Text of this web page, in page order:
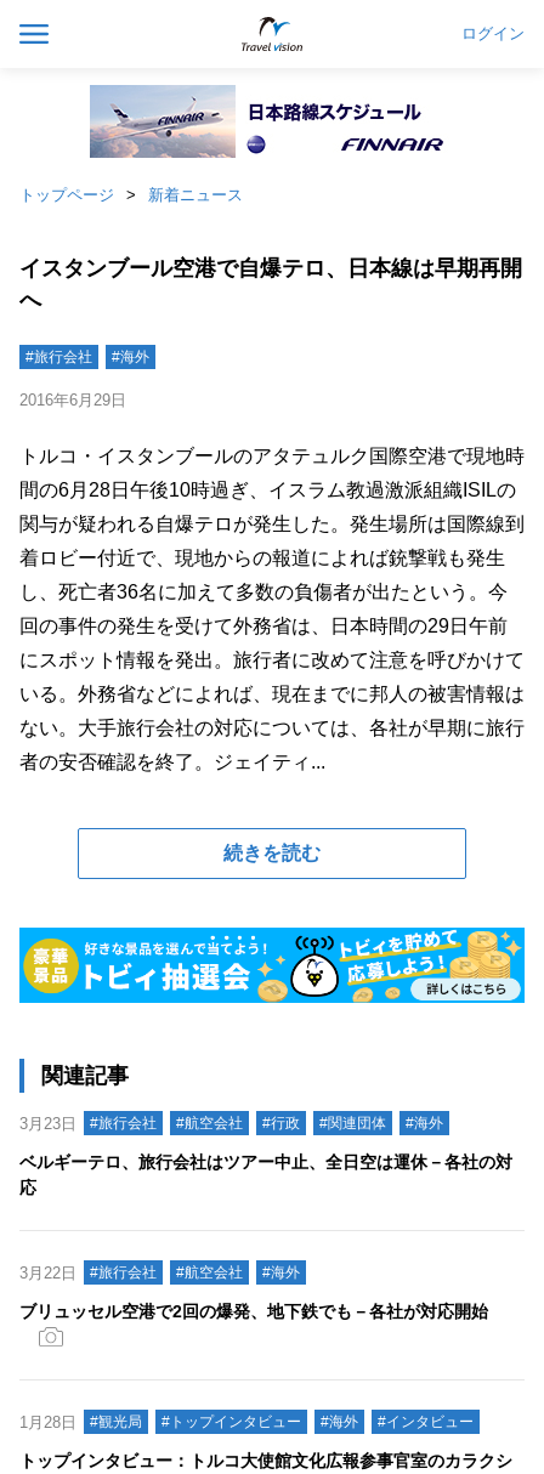
ログイン
トップページ 新着ニュース
イスタンブール空港で自爆テロ、日本線は早期再開
へ
#旅行会社 #海外
2016年6月29日
トルコ・イスタンブールのアタテュルク国際空港で現地時
間の6月28日午後10時過ぎ、イスラム教過激派組織ISILの
関与が疑われる自爆テロが発生した。発生場所は国際線到
着ロビー付近で、現地からの報道によれば銃撃戦も発生
し、死亡者36名に加えて多数の負傷者が出たという。今
回の事件の発生を受けて外務省は、日本時間の29日午前
にスポット情報を発出。旅行者に改めて注意を呼びかけて
いる。外務省などによれば、現在までに邦人の被害情報は
ない。大手旅行会社の対応については、各社が早期に旅行
者の安否確認を終了。ジェイティ...
続きを読む
関連記事
3月23日 #旅行会社 #航空会社 #行政 #関連団体 #海外
ベルギーテロ、旅行会社はツアー中止、全日空は運休－各社の対
応
3月22日 #旅行会社 #航空会社 #海外
ブリュッセル空港で2回の爆発、地下鉄でも－各社が対応開始
1月28日 #観光局 #トップインタビュー #海外 #インタビュー
トップインタビュー：トルコ大使館文化広報参事官室のカラクシ